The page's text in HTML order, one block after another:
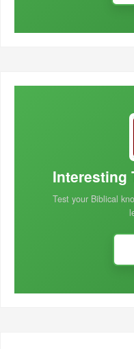
Interesting
Test your Biblical